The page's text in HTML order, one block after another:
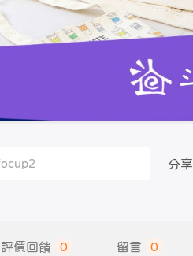
分享
評價回饋 0 留言 0